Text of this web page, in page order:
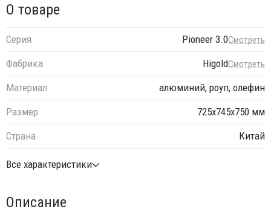
О товаре
Серия Pioneer 3.0Смотреть
Фабрика HigoldСмотреть
Материал
алюминий, роуп, олефин
Размер
725х745х750 мм
Страна
Китай
Все характеристики
Описание